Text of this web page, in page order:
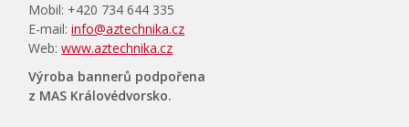
Mobil: +420 734 644 335
E-mail:info@aztechnika.cz
Web:www.aztechnika.cz
Výroba bannerů podpořena
z MAS Královédvorsko.